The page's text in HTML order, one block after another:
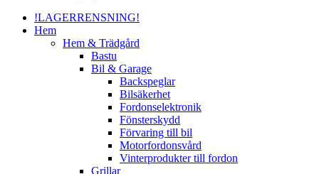
!LAGERRENSNING!
Hem
Hem & Trädgård
Bastu
Bil & Garage
Backspeglar
Bilsäkerhet
Fordonselektronik
Fönsterskydd
Förvaring till bil
Motorfordonsvård
Vinterprodukter till fordon
Grillar